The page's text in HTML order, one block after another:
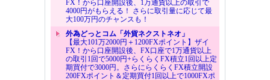
FX！から口座開設後、1万通貨以上の取引で
4000円がもらえる！ さらに取引量に応じて最
大100万円のチャンスも！
外為どっとコム「外貨ネクストネオ」
【最大101万2000円＋1200FXポイント】ザイ
FX！から口座開設後、FX口座で1万通貨以上
の取引1回で5000円+らくらくFX積立1回以上定
期買付で3000円。さらにらくらくFX積立開設
200FXポイント＆定期買付1回以上で1000FXポ